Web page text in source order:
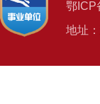
鄂
地址